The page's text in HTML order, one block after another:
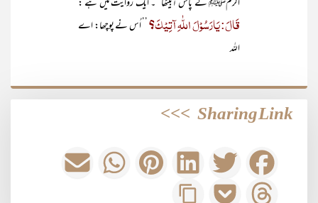
اکرمﷺ کے پاس آبیٹھا‘‘۔ ایک روایت میں ہے :
قَالَ: یَارَسُوْلَ اللّٰہِ آتِیْکَ؟ ’’ اُس نے پوچھا: اے
اللہ
Sharing Link
>>>